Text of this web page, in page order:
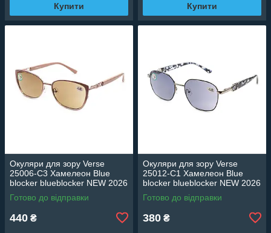
Купити Купити
Окуляри для зору Verse
25006-C3 Хамелеон Blue
blocker blueblocker NEW 2026
Готово до відправки
440 ₴
Окуляри для зору Verse
25012-C1 Хамелеон Blue
blocker blueblocker NEW 2026
Готово до відправки
380 ₴